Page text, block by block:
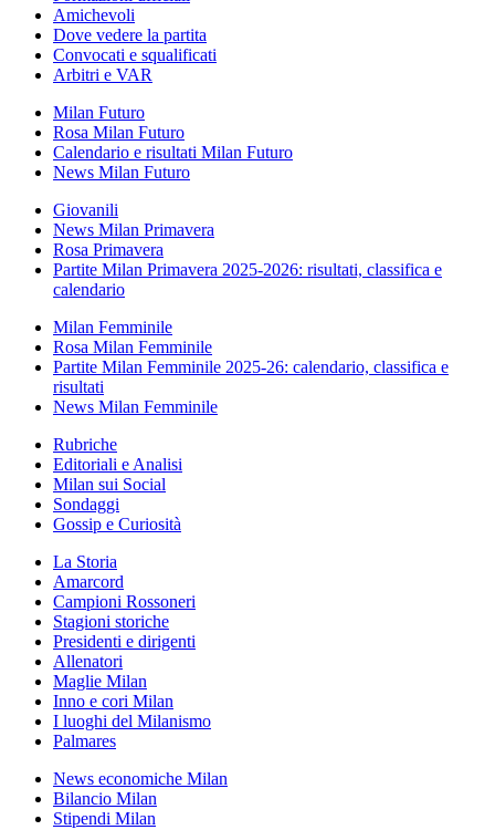
Amichevoli
Dove vedere la partita
Convocati e squalificati
Arbitri e VAR
Milan Futuro
Rosa Milan Futuro
Calendario e risultati Milan Futuro
News Milan Futuro
Giovanili
News Milan Primavera
Rosa Primavera
Partite Milan Primavera 2025-2026: risultati, classifica e
calendario
Milan Femminile
Rosa Milan Femminile
Partite Milan Femminile 2025-26: calendario, classifica e
risultati
News Milan Femminile
Rubriche
Editoriali e Analisi
Milan sui Social
Sondaggi
Gossip e Curiosità
La Storia
Amarcord
Campioni Rossoneri
Stagioni storiche
Presidenti e dirigenti
Allenatori
Maglie Milan
Inno e cori Milan
I luoghi del Milanismo
Palmares
News economiche Milan
Bilancio Milan
Stipendi Milan